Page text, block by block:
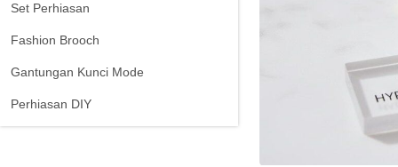
Set Perhiasan
Fashion Brooch
Gantungan Kunci Mode
Perhiasan DIY